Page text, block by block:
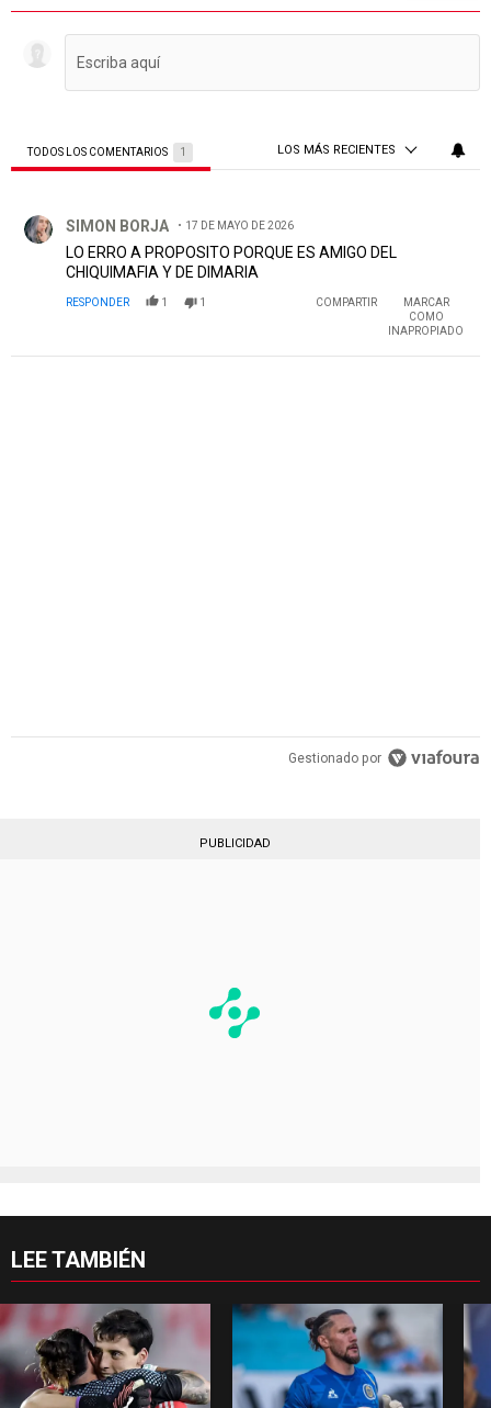
TODOS LOS COMENTARIOS 1 LOS MÁS RECIENTES
SIMON BORJA 17 DE MAYO DE 2026
LO ERRO A PROPOSITO PORQUE ES AMIGO DEL
CHIQUIMAFIA Y DE DIMARIA
RESPONDER 1 1 COMPARTIR
MARCAR
COMO
INAPROPIADO
Gestionado por
PUBLICIDAD
LEE TAMBIÉN